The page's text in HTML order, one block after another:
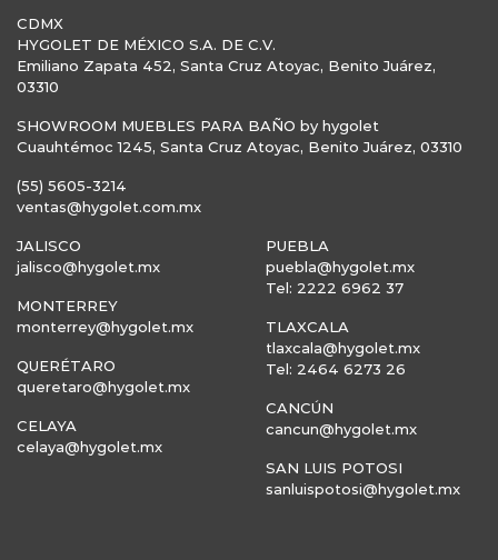
CDMX
HYGOLET DE MÉXICO S.A. DE C.V.
Emiliano Zapata 452, Santa Cruz Atoyac, Benito Juárez,
03310
SHOWROOM MUEBLES PARA BAÑO by hygolet
Cuauhtémoc 1245, Santa Cruz Atoyac, Benito Juárez, 03310
(55) 5605-3214
ventas@hygolet.com.mx
JALISCO
jalisco@hygolet.mx
MONTERREY
monterrey@hygolet.mx
QUERÉTARO
queretaro@hygolet.mx
CELAYA
celaya@hygolet.mx
PUEBLA
puebla@hygolet.mx
Tel: 2222 6962 37
TLAXCALA
tlaxcala@hygolet.mx
Tel: 2464 6273 26
CANCÚN
cancun@hygolet.mx
SAN LUIS POTOSI
sanluispotosi@hygolet.mx